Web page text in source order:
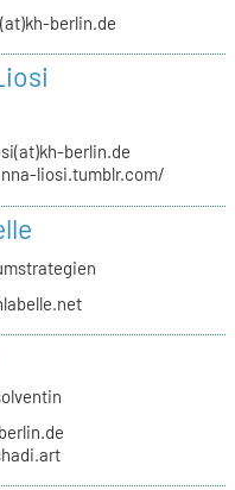
berlin.de
berlin.de
liosi.tumblr.com/